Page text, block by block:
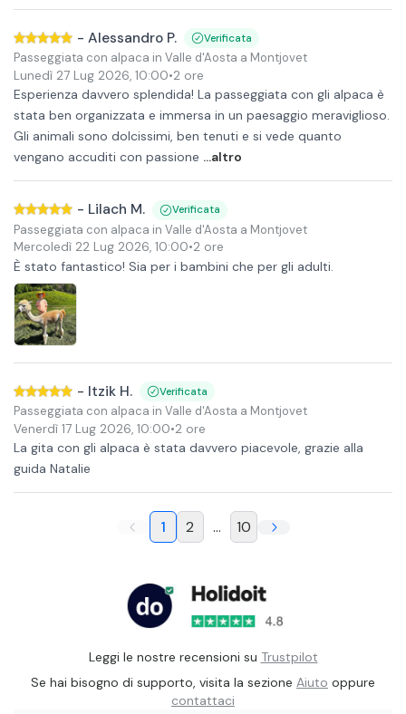
- Alessandro P. Verificata
Passeggiata con alpaca in Valle d'Aosta a Montjovet
Lunedì 27 Lug 2026, 10:00•2 ore
Esperienza davvero splendida! La passeggiata con gli alpaca è
stata ben organizzata e immersa in un paesaggio meraviglioso.
Gli animali sono dolcissimi, ben tenuti e si vede quanto
vengano accuditi con passione ...altro
- Lilach M. Verificata
Passeggiata con alpaca in Valle d'Aosta a Montjovet
Mercoledì 22 Lug 2026, 10:00•2 ore
È stato fantastico! Sia per i bambini che per gli adulti.
- Itzik H. Verificata
Passeggiata con alpaca in Valle d'Aosta a Montjovet
Venerdì 17 Lug 2026, 10:00•2 ore
La gita con gli alpaca è stata davvero piacevole, grazie alla
guida Natalie
1 2 ... 10
Leggi le nostre recensioni su Trustpilot
Se hai bisogno di supporto, visita la sezione Aiuto oppure
contattaci